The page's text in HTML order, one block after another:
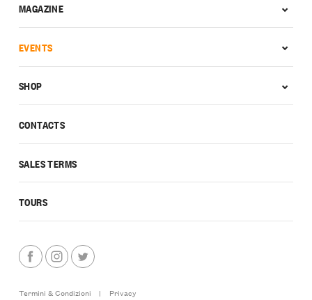
CONTACTS
SALES TERMS
TOURS
MAGAZINE
EVENTS
SHOP
Termini & Condizioni | Privacy